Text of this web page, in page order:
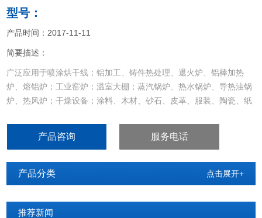
型号：
产品时间：2017-11-11
简要描述：
广泛应用于喷涂烘干线；铝加工、铸件热处理、退火炉、铝棒加热
炉、熔铝炉；工业窑炉；温室大棚；蒸汽锅炉、热水锅炉、导热油锅
炉、热风炉；干燥设备；涂料、木材、砂石、皮革、服装、陶瓷、纸
产品咨询 服务电话
产品分类 点击展开+
推荐新闻